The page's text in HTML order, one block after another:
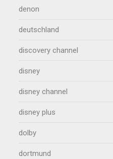
denon
deutschland
discovery channel
disney
disney channel
disney plus
dolby
dortmund